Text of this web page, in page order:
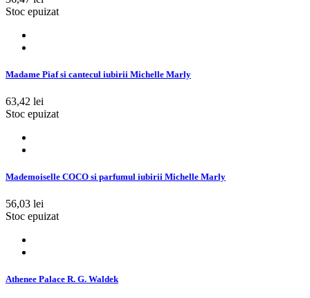
Stoc epuizat
Madame Piaf si cantecul iubirii Michelle Marly
63,42 lei
Stoc epuizat
Mademoiselle COCO si parfumul iubirii Michelle Marly
56,03 lei
Stoc epuizat
Athenee Palace R. G. Waldek